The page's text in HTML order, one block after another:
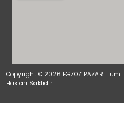
Copyright © 2026 EGZOZ PAZARI Tüm
Hakları Saklıdır.